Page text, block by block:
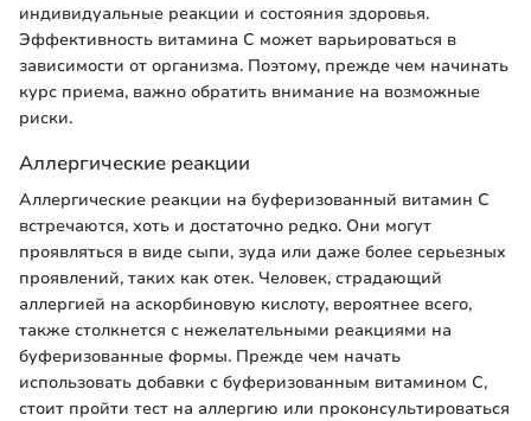
индивидуальные реакции и состояния здоровья.
Эффективность витамина C может варьироваться в
зависимости от организма. Поэтому, прежде чем начинать
курс приема, важно обратить внимание на возможные
риски.
Аллергические реакции
Аллергические реакции на буферизованный витамин C
встречаются, хоть и достаточно редко. Они могут
проявляться в виде сыпи, зуда или даже более серьезных
проявлений, таких как отек. Человек, страдающий
аллергией на аскорбиновую кислоту, вероятнее всего,
также столкнется с нежелательными реакциями на
буферизованные формы. Прежде чем начать
использовать добавки с буферизованным витамином C,
стоит пройти тест на аллергию или проконсультироваться